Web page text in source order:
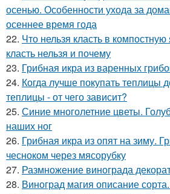
осенью. Особенности ухода за
осеннее время года
22. Что нельзя класть в
класть нельзя и почему
23. Грибная икра из варенных
24. Когда лучше покупать теплицы
теплицы - от чего зависит?
25. Синие многолетние цветы.
наших ног
26. Грибная икра из опят на зиму.
чесноком через мясорубку
27. Размножение винограда
28. Виноград магия описание